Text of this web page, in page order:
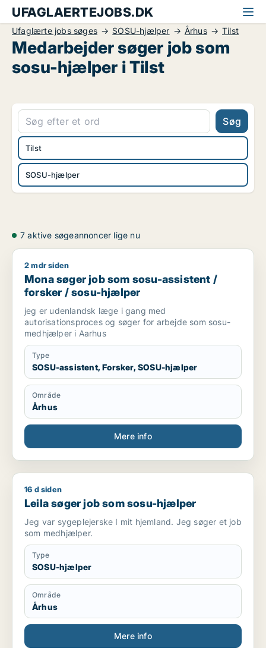
UFAGLAERTEJOBS.DK
Ufaglærte jobs søges SOSU-hjælper Århus Tilst
Medarbejder søger job som
sosu-hjælper i Tilst
Søg
SOSU-hjælper
Tilst
7 aktive søgeannoncer lige nu
Mona søger job som sosu-assistent / forsker / sosu-hjælper
2 mdr siden
Mona søger job som sosu-assistent /
forsker / sosu-hjælper
jeg er udenlandsk læge i gang med
autorisationsproces og søger for arbejde som sosu-
medhjælper i Aarhus
Type
SOSU-assistent, Forsker, SOSU-hjælper
Område
Århus
Mere info
Leila søger job som sosu-hjælper
16 d siden
Leila søger job som sosu-hjælper
Jeg var sygeplejerske I mit hjemland. Jeg søger et job
som medhjælper.
Type
SOSU-hjælper
Område
Århus
Mere info